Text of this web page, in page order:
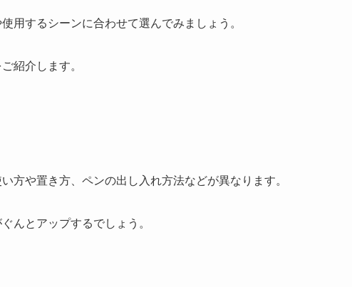
用するシーンに合わせて選んでみましょう。
紹介します。
方や置き方、ペンの出し入れ方法などが異なります。
んとアップするでしょう。